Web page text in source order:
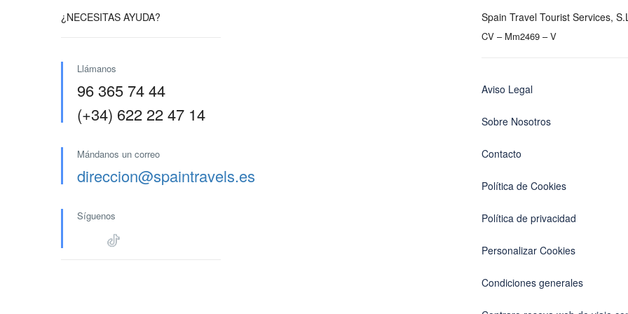
¿NECESITAS AYUDA?
Llámanos
96 365 74 44
(+34) 622 22 47 14
Mándanos un correo
direccion@spaintravels.es
Síguenos
Spain Travel Tourist Services,
CV – Mm2469 – V
Aviso Legal
Sobre Nosotros
Contacto
Política de Cookies
Política de privacidad
Personalizar Cookies
Condiciones generales